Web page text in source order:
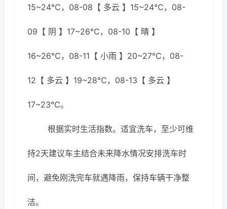
15~24℃，08-08【 多云 】15~24℃，08-
09【 阴 】17~26℃，08-10【 晴 】
16~26℃，08-11【 小雨 】20~27℃，08-
12【 多云 】19~28℃，08-13【 多云 】
17~23℃。
根据实时生活指数。适宜洗车，至少可维
持2天建议车主结合未来降水情况安排洗车时
间，避免刚洗完车就遇降雨，保持车辆干净整
洁。